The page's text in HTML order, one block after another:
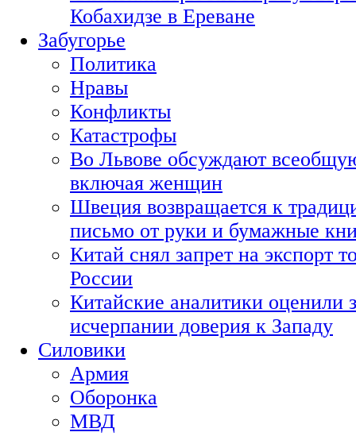
Кобахидзе в Ереване
Забугорье
Политика
Нравы
Конфликты
Катастрофы
Во Львове обсуждают
включая женщин
Швеция возвращается к
письмо от руки и бумажные
Китай снял запрет на экспорт
России
Китайские аналитики оценили
исчерпании доверия к Западу
Силовики
Армия
Оборонка
МВД